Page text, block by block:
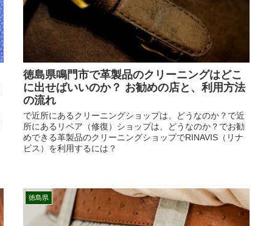
徳島県鳴門市で革製品のクリーニングはどこ
に出せばいいのか？ お勧めの店と、利用方法
の流れ
で近所にあるクリーニングショップは、どうなのか？で近
所にあるリペア（修復）ショップは、どうなのか？でお勧
めできる革製品のクリーニングショップでRINAVIS（リナ
ビス）を利用するには？
徳島県